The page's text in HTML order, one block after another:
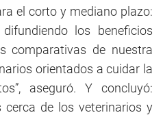
el corto y mediano plazo:
los beneficios
comparativas de nuestra
orientados a cuidar la
aseguró. Y concluyó:
cerca de los veterinarios y